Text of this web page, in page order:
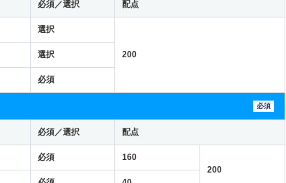
必須／選択 配点
選択
200
選択
必須
必須
必須／選択 配点
必須
160
200